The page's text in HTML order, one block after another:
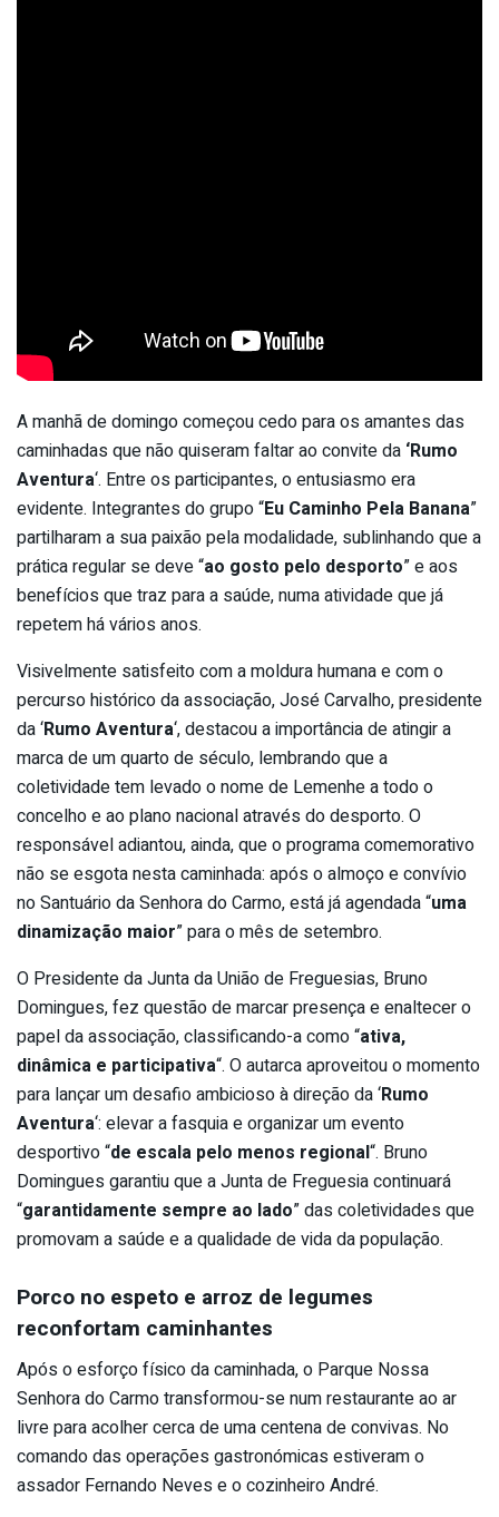
A manhã de domingo começou cedo para os amantes das
caminhadas que não quiseram faltar ao convite da ‘Rumo
Aventura‘. Entre os participantes, o entusiasmo era
evidente. Integrantes do grupo “Eu Caminho Pela Banana”
partilharam a sua paixão pela modalidade, sublinhando que a
prática regular se deve “ao gosto pelo desporto” e aos
benefícios que traz para a saúde, numa atividade que já
repetem há vários anos.
Visivelmente satisfeito com a moldura humana e com o
percurso histórico da associação, José Carvalho, presidente
da ‘Rumo Aventura‘, destacou a importância de atingir a
marca de um quarto de século, lembrando que a
coletividade tem levado o nome de Lemenhe a todo o
concelho e ao plano nacional através do desporto. O
responsável adiantou, ainda, que o programa comemorativo
não se esgota nesta caminhada: após o almoço e convívio
no Santuário da Senhora do Carmo, está já agendada “uma
dinamização maior” para o mês de setembro.
O Presidente da Junta da União de Freguesias, Bruno
Domingues, fez questão de marcar presença e enaltecer o
papel da associação, classificando-a como “ativa,
dinâmica e participativa“. O autarca aproveitou o momento
para lançar um desafio ambicioso à direção da ‘Rumo
Aventura‘: elevar a fasquia e organizar um evento
desportivo “de escala pelo menos regional“. Bruno
Domingues garantiu que a Junta de Freguesia continuará
“garantidamente sempre ao lado” das coletividades que
promovam a saúde e a qualidade de vida da população.
Porco no espeto e arroz de legumes
reconfortam caminhantes
Após o esforço físico da caminhada, o Parque Nossa
Senhora do Carmo transformou-se num restaurante ao ar
livre para acolher cerca de uma centena de convivas. No
comando das operações gastronómicas estiveram o
assador Fernando Neves e o cozinheiro André.